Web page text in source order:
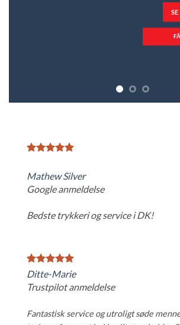
Mathew Silver
Google anmeldelse
Bedste trykkeri og service i DK!
Ditte-Marie
Trustpilotanmeldelse
Fantastisk service og utroligt søde